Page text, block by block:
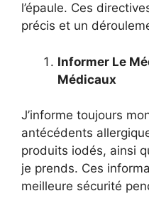
l’épaule. Ces
précis et un
Informer Le
Médicaux
J’informe toujours
antécédents
produits iodés, ainsi
je prends. Ces
meilleure sécurité